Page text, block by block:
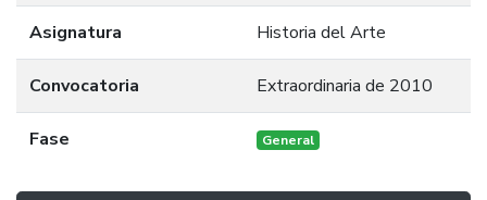
Asignatura Historia del Arte
Convocatoria Extraordinaria de 2010
Fase General